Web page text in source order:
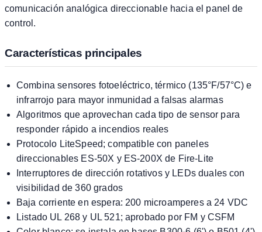
comunicación analógica direccionable hacia el panel de
control.
Características principales
Combina sensores fotoeléctrico, térmico (135°F/57°C) e
infrarrojo para mayor inmunidad a falsas alarmas
Algoritmos que aprovechan cada tipo de sensor para
responder rápido a incendios reales
Protocolo LiteSpeed; compatible con paneles
direccionables ES-50X y ES-200X de Fire-Lite
Interruptores de dirección rotativos y LEDs duales con
visibilidad de 360 grados
Baja corriente en espera: 200 microamperes a 24 VDC
Listado UL 268 y UL 521; aprobado por FM y CSFM